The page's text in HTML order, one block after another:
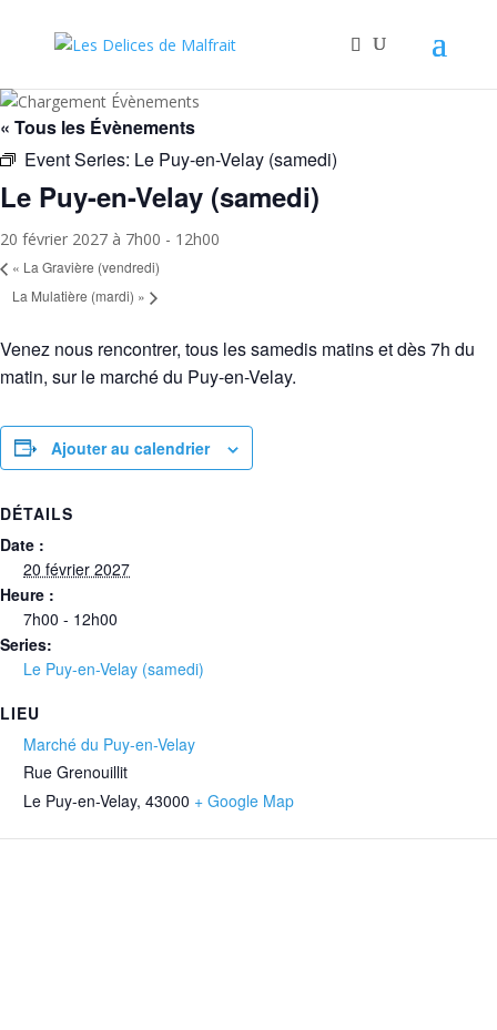
« Tous les Évènements
Event Series: Le Puy-en-Velay (samedi)
Le Puy-en-Velay (samedi)
20 février 2027 à 7h00 - 12h00
« La Gravière (vendredi)
La Mulatière (mardi) »
Venez nous rencontrer, tous les samedis matins et dès 7h du
matin, sur le marché du Puy-en-Velay.
Ajouter au calendrier
DÉTAILS
Date :
20 février 2027
Heure :
7h00 - 12h00
Series:
Le Puy-en-Velay (samedi)
LIEU
Marché du Puy-en-Velay
Rue Grenouillit
Le Puy-en-Velay, 43000 + Google Map